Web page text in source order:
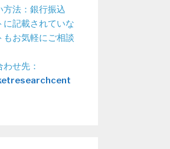
法：銀行振込
記載されていな
もお気軽にご相談
せ先：